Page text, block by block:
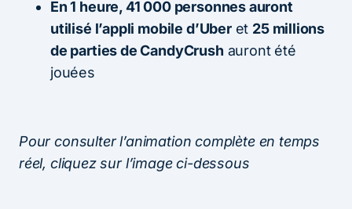
En 1 heure, 41 000 personnes auront
utilisé l’appli mobile d’Uberet 25 millions
de parties de CandyCrush auront été
jouées
Pour consulter l’animation complète en temps
réel, cliquez sur l’image ci-dessous